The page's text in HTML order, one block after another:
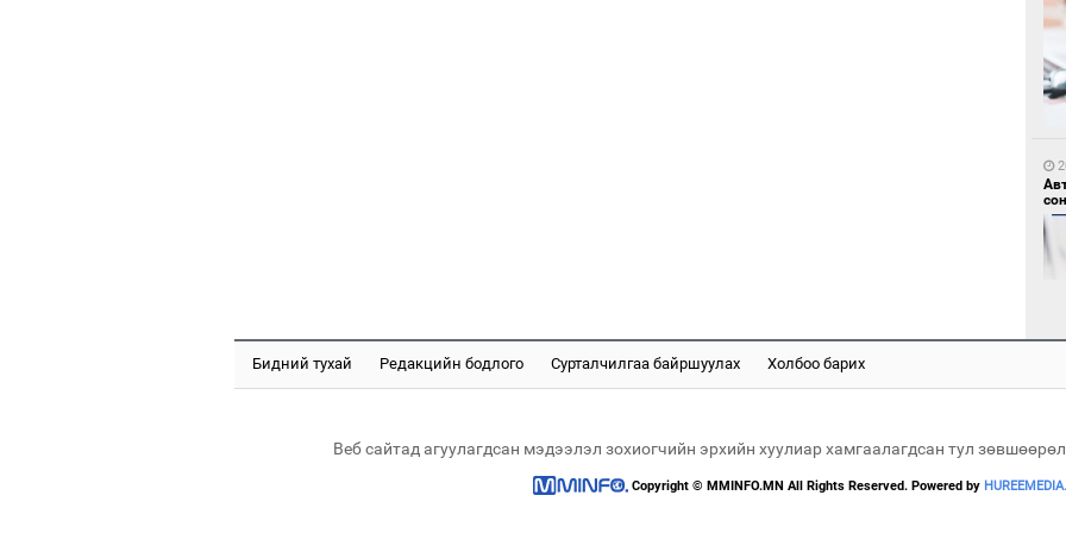
Бидний тухай Редакцийн бодлого Сурталчилгаа байршуулах Холбоо барих
Веб сайтад агуулагдсан мэдээлэл зохиогчийн эрхийн хуулиар хамгаалагдсан тул
Copyright © MMINFO.MN All Rights Reserved. Powered by HUREEMEDIA.